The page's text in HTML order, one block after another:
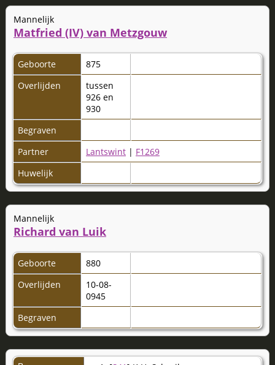
Mannelijk
Matfried (IV) van Metzgouw
Geboorte
875
Overlijden
tussen
926 en
930
Begraven
Partner
Lantswint | F1269
Huwelijk
Mannelijk
Richard van Luik
Geboorte
880
Overlijden
10-08-
0945
Begraven